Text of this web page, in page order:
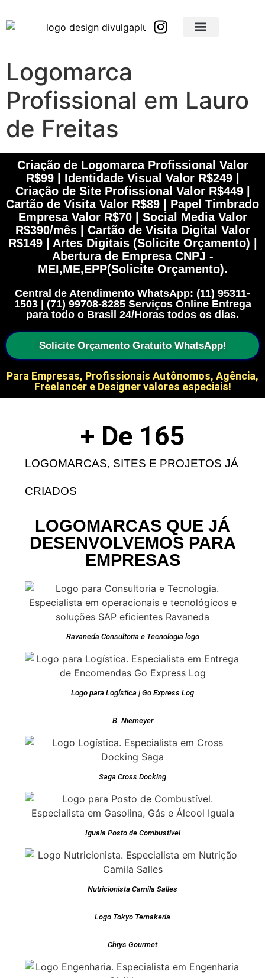
Logomarca
Profissional em Lauro
de Freitas
Criação de Logomarca Profissional Valor
R$99 | Identidade Visual Valor R$249 |
Criação de Site Profissional Valor R$449 |
Cartão de Visita Valor R$89 | Papel Timbrado
Empresa Valor R$70 | Social Media Valor
R$390/mês | Cartão de Visita Digital Valor
R$149 | Artes Digitais (Solicite Orçamento) |
Abertura de Empresa CNPJ -
MEI,ME,EPP(Solicite Orçamento).
Central de Atendimento WhatsApp: (11) 95311-
1503 | (71) 99708-8285 Serviços Online Entrega
para todo o Brasil 24/Horas todos os dias.
Solicite Orçamento Gratuito WhatsApp!
Para Empresas, Profissionais Autônomos, Agência,
Freelancer e Designer valores especiais!
LOGOMARCAS, SITES E PROJETOS JÁ
CRIADOS
+ De 165
LOGOMARCAS QUE JÁ
DESENVOLVEMOS PARA
EMPRESAS
Ravaneda Consultoria e Tecnologia logo
Logo para Logística | Go Express Log
B. Niemeyer
Saga Cross Docking
Iguala Posto de Combustível
Nutricionista Camila Salles
Logo Tokyo Temakeria
Chrys Gourmet